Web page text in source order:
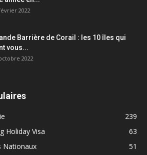
2022
Barrière de Corail : les 10 îles qui
vous...
2022
239
Holiday Visa
63
Nationaux
51